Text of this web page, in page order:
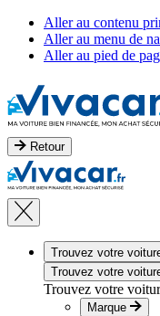
Aller au contenu
Aller au menu de
Aller au pied de
Retour
Trouvez votre
Trouvez votre
Trouvez votre
Marque